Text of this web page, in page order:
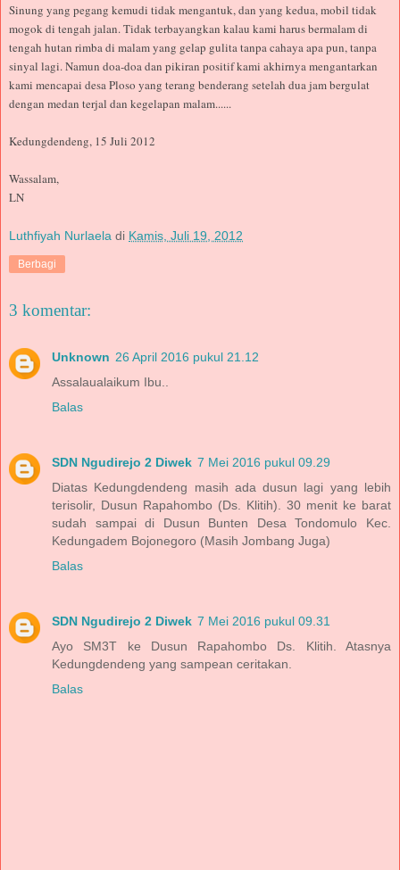
Sinung yang pegang kemudi tidak mengantuk, dan yang kedua, mobil tidak
mogok di tengah jalan. Tidak terbayangkan kalau kami harus bermalam di
tengah hutan rimba di malam yang gelap gulita tanpa cahaya apa pun, tanpa
sinyal lagi. Namun doa-doa dan pikiran positif kami akhirnya mengantarkan
kami mencapai desa Ploso yang terang benderang setelah dua jam bergulat
dengan medan terjal dan kegelapan malam......
Kedungdendeng, 15 Juli 2012
Wassalam,
LN
Luthfiyah Nurlaela di Kamis, Juli 19, 2012
Berbagi
3 komentar:
Unknown 26 April 2016 pukul 21.12
Assalaualaikum Ibu..
Balas
SDN Ngudirejo 2 Diwek 7 Mei 2016 pukul 09.29
Diatas Kedungdendeng masih ada dusun lagi yang lebih
terisolir, Dusun Rapahombo (Ds. Klitih). 30 menit ke barat
sudah sampai di Dusun Bunten Desa Tondomulo Kec.
Kedungadem Bojonegoro (Masih Jombang Juga)
Balas
SDN Ngudirejo 2 Diwek 7 Mei 2016 pukul 09.31
Ayo SM3T ke Dusun Rapahombo Ds. Klitih. Atasnya
Kedungdendeng yang sampean ceritakan.
Balas